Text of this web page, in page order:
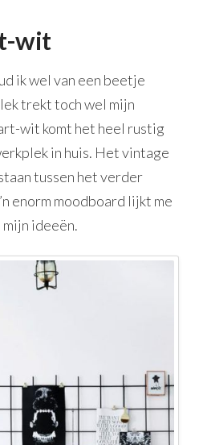
wit
ik wel van een beetje
trekt toch wel mijn
wit komt het heel rustig
in huis. Het vintage
tussen het verder
enorm moodboard lijkt me
ideeën.